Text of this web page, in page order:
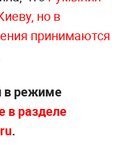
но в
принимаются
в режиме
в разделе
.